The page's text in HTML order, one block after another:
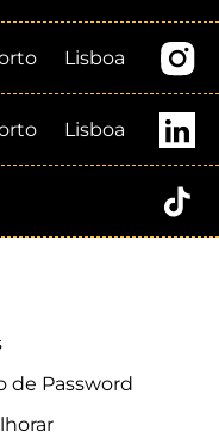
Lisboa
Lisboa
de Password